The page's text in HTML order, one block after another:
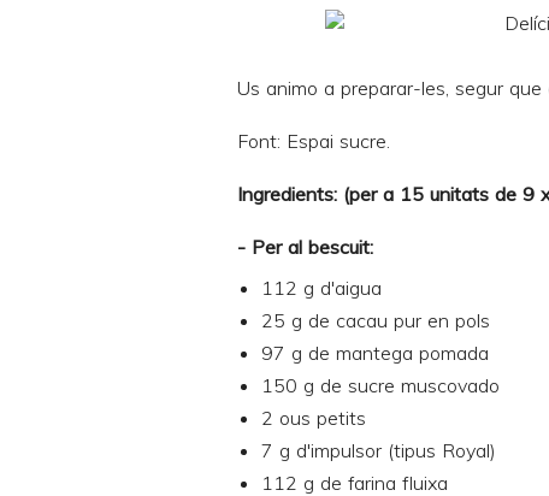
Us animo a preparar-les, segur
Font: Espai sucre.
Ingredients: (per a 15 unitats de 9
- Per al bescuit:
112 g d'aigua
25 g de cacau pur en pols
97 g de mantega pomada
150 g de sucre muscovado
2 ous petits
7 g d'impulsor (tipus Royal)
112 g de farina fluixa